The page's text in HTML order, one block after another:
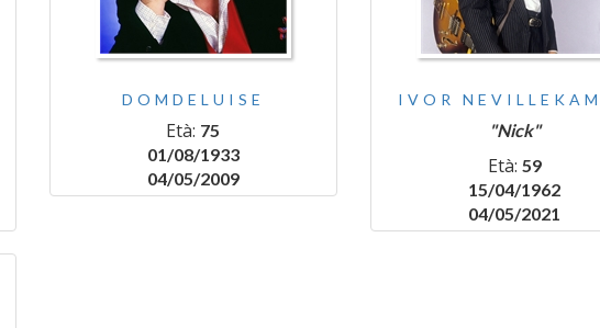
DOMDELUISE
Età: 75
01/08/1933
04/05/2009
IVOR
"Nick"
Età: 59
15/04/1962
04/05/2021